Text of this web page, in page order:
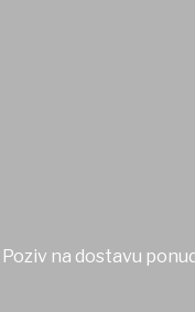
Poziv na dostavu